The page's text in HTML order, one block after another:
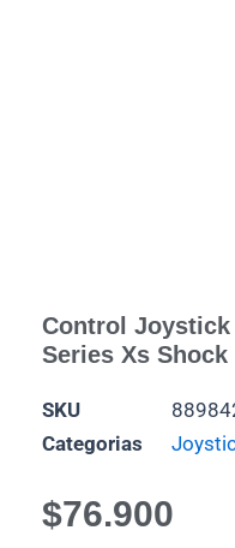
Control
Series Xs Shock
SKU
Categorias
$76.900